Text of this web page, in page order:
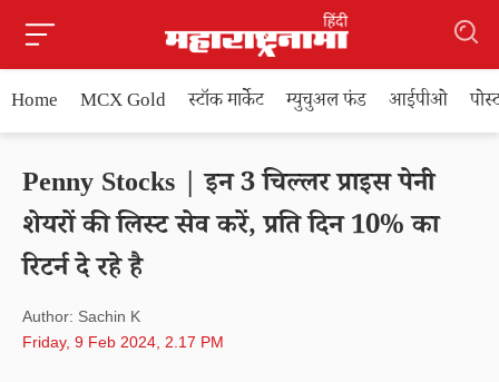
Home MCX Gold स्टॉक मार्केट म्युचुअल फंड आईपीओ
Penny Stocks | इन 3 चिल्लर प्राइस पेनी
शेयरों की लिस्ट सेव करें, प्रति दिन 10% का
रिटर्न दे रहे है
Author: Sachin K
Friday, 9 Feb 2024, 2.17 PM